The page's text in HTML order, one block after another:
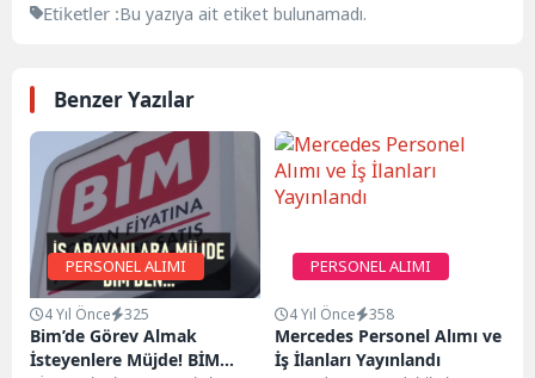
Etiketler :Bu yazıya ait etiket bulunamadı.
Benzer Yazılar
PERSONEL ALIMI
4 Yıl Önce 325
Bim’de Görev Almak
İsteyenlere Müjde! BİM
PERSONEL ALIMI
4 Yıl Önce 358
Mercedes Personel Alımı ve
İş İlanları Yayınlandı